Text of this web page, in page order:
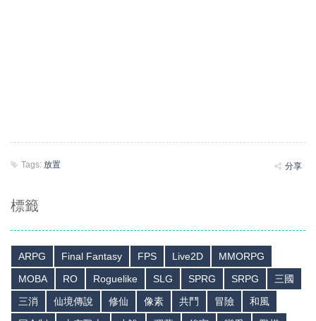
Tags: 放置 分享
標籤
ARPG Final Fantasy FPS Live2D
MMORPG
MOBA
RO Roguelike SLG SPRG SRPG
三國
三消
仙境傳說 修仙 像素 共鬥 冒險
和風